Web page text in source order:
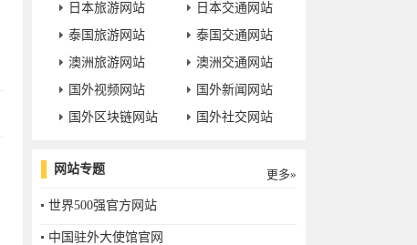
日本旅游网站
日本交通网站
泰国旅游网站
泰国交通网站
澳洲旅游网站
澳洲交通网站
国外视频网站
国外新闻网站
国外区块链网站
国外社交网站
网站专题 更多»
世界500强官方网站
中国驻外大使馆官网